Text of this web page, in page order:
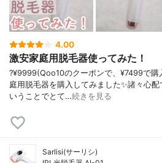
4.00
激安家庭用脱毛器使ってみた！
?¥9999(Qoo10のクーポンで、¥7499で購
庭用脱毛器を購入してみました✨諸々心
いうことでとて…続きを見る
Sarlisi(サーリシ)